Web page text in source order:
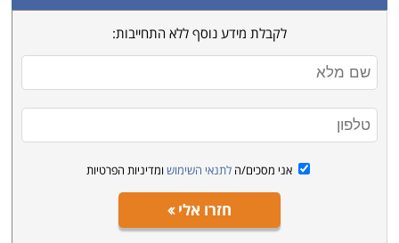
לקבלת מידע נוסף ללא התחייבות:
אני מסכים/ה לתנאי השימוש ומדיניות הפרטיות
חזרו אלי